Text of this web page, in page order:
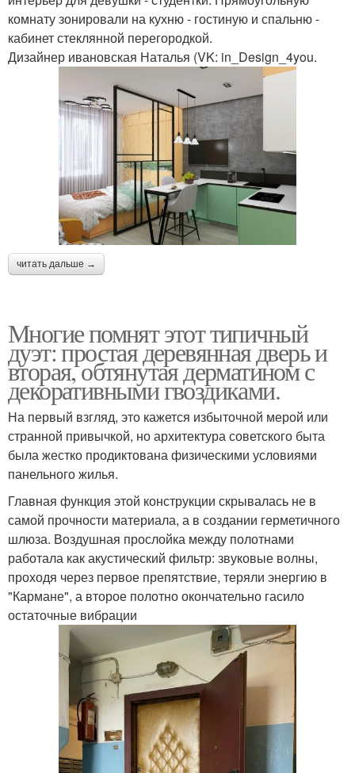
комнату зонировали на кухню - гостиную и спальню -
кабинет стеклянной перегородкой.
Дизайнер ивановская Наталья (VK: in_Design_4you.
читать дальше →
Многие помнят этот типичный
дуэт: простая деревянная дверь и
вторая, обтянутая дерматином с
декоративными гвоздиками.
На первый взгляд, это кажется избыточной мерой или
странной привычкой, но архитектура советского быта
была жестко продиктована физическими условиями
панельного жилья.
Главная функция этой конструкции скрывалась не в
самой прочности материала, а в создании герметичного
шлюза. Воздушная прослойка между полотнами
работала как акустический фильтр: звуковые волны,
проходя через первое препятствие, теряли энергию в
"Кармане", а второе полотно окончательно гасило
остаточные вибрации